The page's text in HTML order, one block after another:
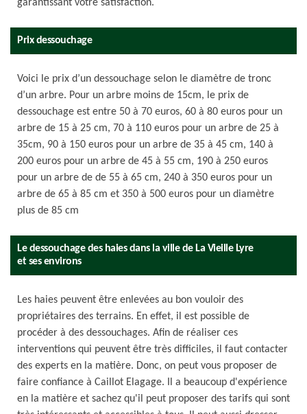
garantissant votre satisfaction.
Prix dessouchage
Voici le prix d’un dessouchage selon le diamètre de tronc
d’un arbre. Pour un arbre moins de 15cm, le prix de
dessouchage est entre 50 à 70 euros, 60 à 80 euros pour un
arbre de 15 à 25 cm, 70 à 110 euros pour un arbre de 25 à
35cm, 90 à 150 euros pour un arbre de 35 à 45 cm, 140 à
200 euros pour un arbre de 45 à 55 cm, 190 à 250 euros
pour un arbre de de 55 à 65 cm, 240 à 350 euros pour un
arbre de 65 à 85 cm et 350 à 500 euros pour un diamètre
plus de 85 cm
Le dessouchage des haies dans la ville de La Vieille Lyre
et ses environs
Les haies peuvent être enlevées au bon vouloir des
propriétaires des terrains. En effet, il est possible de
procéder à des dessouchages. Afin de réaliser ces
interventions qui peuvent être très difficiles, il faut contacter
des experts en la matière. Donc, on peut vous proposer de
faire confiance à Caillot Elagage. Il a beaucoup d'expérience
en la matière et sachez qu'il peut proposer des tarifs qui sont